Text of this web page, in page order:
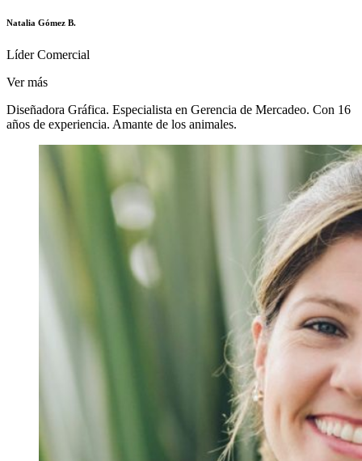
Natalia Gómez B.
Líder Comercial
Ver más
Diseñadora Gráfica. Especialista en Gerencia de Mercadeo. Con 16
años de experiencia. Amante de los animales.